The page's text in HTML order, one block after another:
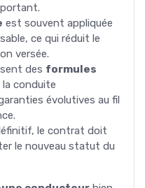
est souvent appliquée
ce qui réduit le
versée.
des formules
conduite
évolutives au fil
le contrat doit
le nouveau statut du